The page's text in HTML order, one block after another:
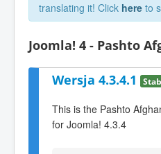
translating it! Click here to
Joomla! 4 - Pashto
Wersja 4.3.4.1
This is the Pashto
for Joomla! 4.3.4